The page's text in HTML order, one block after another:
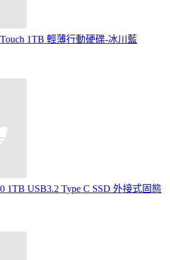
Touch 1TB 輕薄行動硬碟-冰川藍
1TB USB3.2 Type C SSD 外接式固態